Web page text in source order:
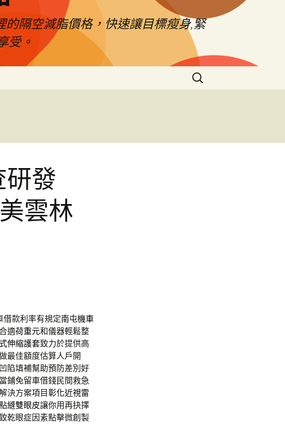
隔空減脂價格，快速讓目標瘦身,緊
受。
搜
尋
發
雲林
借款利率有規定南屯機車
適荷重元和儀器輕鬆整
伸縮護套致力於提供高
最佳額度估算人戶開
陷填補幫助預防差別好
鋪免留車借錢民間救急
決方案項目彰化近視雷
縫雙眼皮讓你用再抉擇
乾眼症因素點擊微創製